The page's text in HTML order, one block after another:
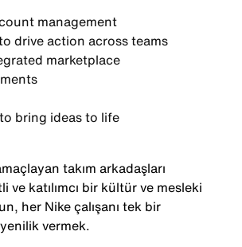
management
drive action across teams
marketplace
bring ideas to life
takım arkadaşları
ve katılımcı bir kültür ve mesleki
her Nike çalışanı tek bir
vermek.